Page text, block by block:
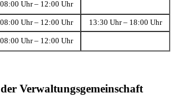
08:00 Uhr – 12:00 Uhr
08:00 Uhr – 12:00 Uhr 13:30 Uhr – 18:00 Uhr
08:00 Uhr – 12:00 Uhr
Verwaltungsgemeinschaft